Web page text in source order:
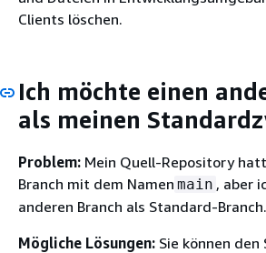
Clients löschen.
Ich möchte einen
als meinen
Problem: Mein Quell-Repository
Branch mit dem Namen main , aber
anderen Branch als Standard-Branch.
Mögliche Lösungen: Sie können